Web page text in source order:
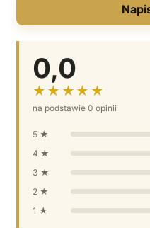
0,0
★★★★★
na podstawie 0 opinii
5 ★
4 ★
3 ★
2 ★
1 ★